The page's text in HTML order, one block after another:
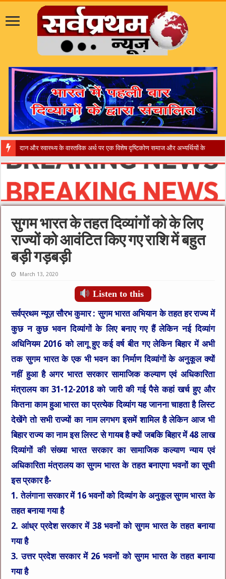
​”कानून तो बदल गया 2016 में, दिव्यांगो
सुगम भारत के तहत दिव्यांगों को के लिए
राज्यों को आवंटित किए गए राशि में बहुत
बड़ी गड़बड़ी
March 13, 2020
Listen to this
सर्वप्रथम न्यूज़ सौरभ कुमार : सुगम भारत अभियान के तहत हर राज्य में
कुछ न कुछ भवन दिव्यांगों के लिए बनाए गए हैं लेकिन नई दिव्यांग
अधिनियम 2016 को लागू हुए कई वर्ष बीत गए लेकिन बिहार में अभी
तक सुगम भारत के एक भी भवन का निर्माण दिव्यांगों के अनुकूल क्यों
नहीं हुआ है अगर भारत सरकार सामाजिक कल्याण एवं अधिकारिता
मंत्रालय का 31-12-2018 को जारी की गई पैसे कहां खर्च हुए और
कितना काम हुआ भारत का प्रत्येक दिव्यांग यह जानना चाहता है लिस्ट
देखेंगे तो सभी राज्यों का नाम लगभग इसमें शामिल है लेकिन आज भी
बिहार राज्य का नाम इस लिस्ट से गायब है क्यों जबकि बिहार में 48 लाख
दिव्यांगों की संख्या भारत सरकार का सामाजिक कल्याण न्याय एवं
अधिकारिता मंत्रालय का सुगम भारत के तहत बनाएगा भवनों का सूची
इस प्रकार है-
1. तेलंगाना सरकार में 16 भवनों को दिव्यांग के अनुकूल सुगम भारत के
तहत बनाया गया है
2. आंध्र प्रदेश सरकार में 38 भवनों को सुगम भारत के तहत बनाया
गया है
3. उत्तर प्रदेश सरकार में 26 भवनों को सुगम भारत के तहत बनाया
गया है